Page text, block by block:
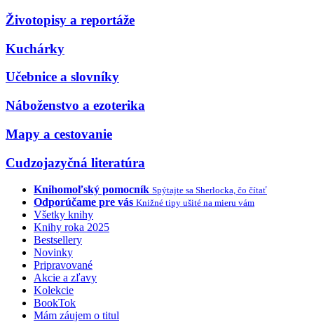
Životopisy a reportáže
Kuchárky
Učebnice a slovníky
Náboženstvo a ezoterika
Mapy a cestovanie
Cudzojazyčná literatúra
Knihomoľský pomocník Spýtajte sa Sherlocka, čo čítať
Odporúčame pre vás Knižné tipy ušité na mieru vám
Všetky knihy
Knihy roka 2025
Bestsellery
Novinky
Pripravované
Akcie a zľavy
Kolekcie
BookTok
Mám záujem o titul